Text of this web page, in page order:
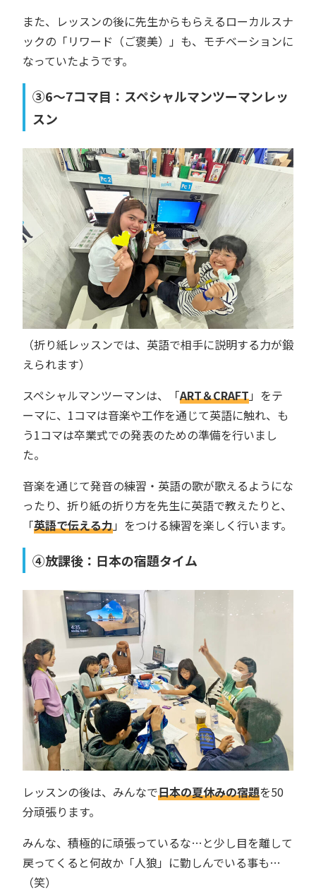
また、レッスンの後に先生からもらえるローカルスナ
ックの「リワード（ご褒美）」も、モチベーションに
なっていたようです。
③6〜7コマ目：スペシャルマンツーマンレッ
スン
（折り紙レッスンでは、英語で相手に説明する力が鍛
えられます）
スペシャルマンツーマンは、「ART＆CRAFT」をテ
ーマに、1コマは音楽や工作を通じて英語に触れ、も
う1コマは卒業式での発表のための準備を行いまし
た。
音楽を通じて発音の練習・英語の歌が歌えるようにな
ったり、折り紙の折り方を先生に英語で教えたりと、
「英語で伝える力」をつける練習を楽しく行います。
④放課後：日本の宿題タイム
レッスンの後は、みんなで日本の夏休みの宿題を50
分頑張ります。
みんな、積極的に頑張っているな…と少し目を離して
戻ってくると何故か「人狼」に勤しんでいる事も…
（笑）